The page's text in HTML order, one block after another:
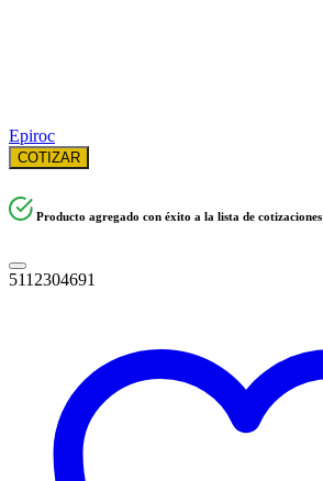
Epiroc
COTIZAR
Producto agregado con éxito a la lista de cotizaciones
5112304691